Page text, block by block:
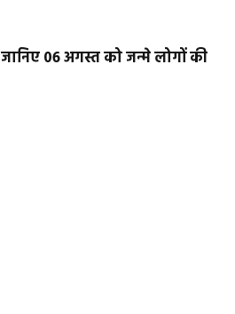
जानिए 06 अगस्त को जन्मे लोगों की